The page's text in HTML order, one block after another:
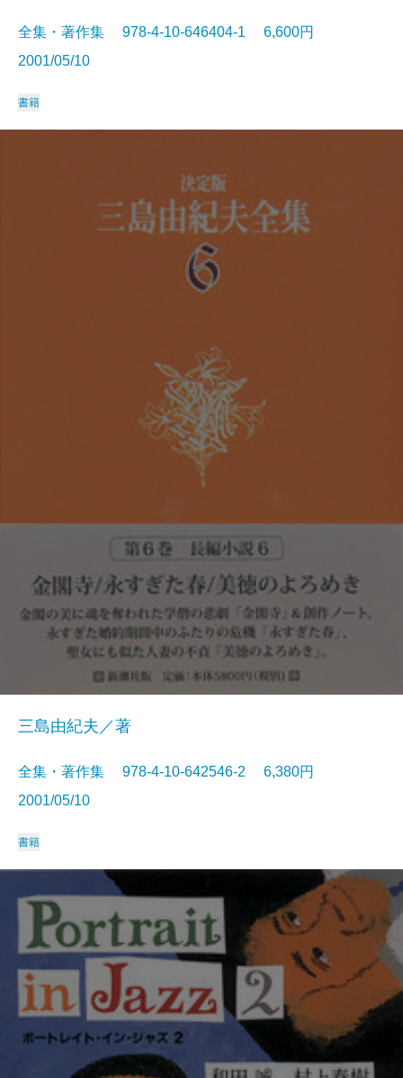
全集・著作集 978-4-10-646404-1 6,600円
2001/05/10
書籍
三島由紀夫／著
全集・著作集 978-4-10-642546-2 6,380円
2001/05/10
書籍